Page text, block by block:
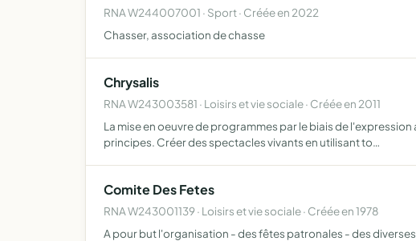
RNA W244007001 · Sport · Créée en 2022
Chasser, association de chasse
Chrysalis
RNA W243003581 · Loisirs et vie sociale · Créée en 2011
La mise en oeuvre de programmes par le biais de
principes. Créer des spectacles vivants en utilisant to…
Comite Des Fetes
RNA W243001139 · Loisirs et vie sociale · Créée en 1978
A pour but l'organisation - des fêtes patronales - des